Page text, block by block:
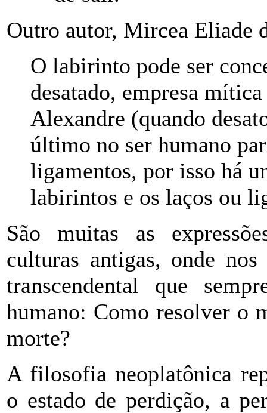
Outro autor, Mircea Eliade
O labirinto pode ser
desatado, empresa
Alexandre (quando
último no ser humano
ligamentos, por isso há
labirintos e os laços ou
São muitas as
culturas antigas, onde
transcendental que
humano: Como resolver o
morte?
A filosofia neoplatônica
o estado de perdição, a